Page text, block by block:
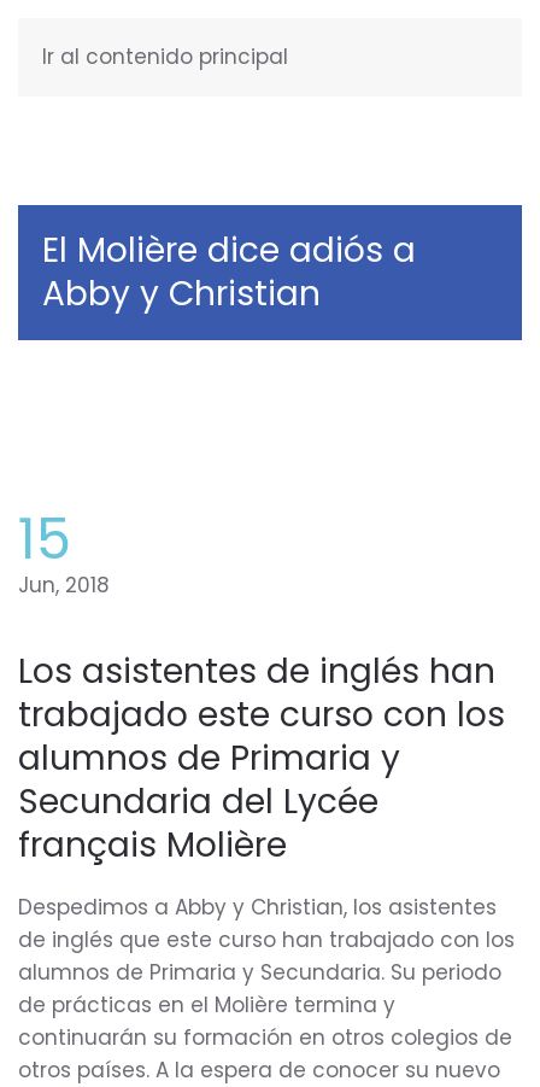
Ir al contenido principal
El Molière dice adiós a
Abby y Christian
15
Jun, 2018
Los asistentes de inglés han
trabajado este curso con los
alumnos de Primaria y
Secundaria del Lycée
français Molière
Despedimos a Abby y Christian, los asistentes
de inglés que este curso han trabajado con los
alumnos de Primaria y Secundaria. Su periodo
de prácticas en el Molière termina y
continuarán su formación en otros colegios de
otros países. A la espera de conocer su nuevo